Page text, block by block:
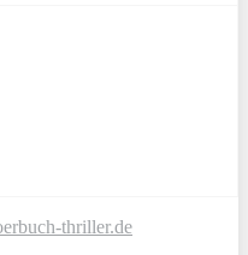
thriller.de